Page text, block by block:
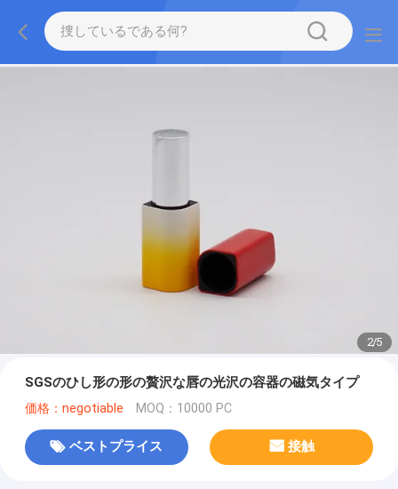
2/5
SGSのひし形の形の贅沢な唇の光沢の容器の磁気タイプ
価格：negotiable MOQ：10000 PC
ベストプライス 接触